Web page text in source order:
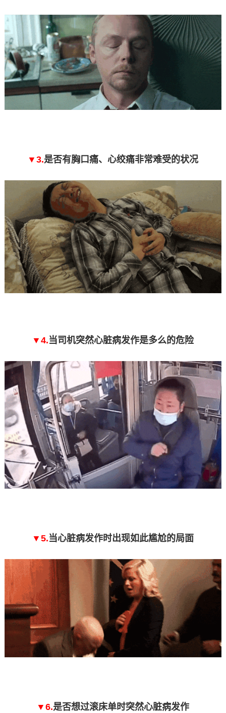
▼3.是否有胸口痛、心绞痛非常难受的状况
▼4.当司机突然心脏病发作是多么的危险
▼5.当心脏病发作时出现如此尴尬的局面
▼6.是否想过滚床单时突然心脏病发作